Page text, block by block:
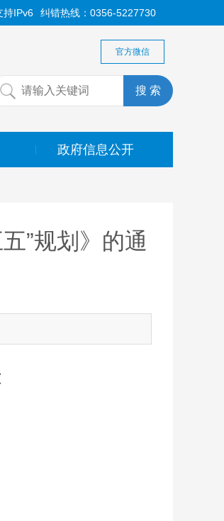
纠错热线：0356-5227730
持IPv6
官方微信
政府信息公开
”规划》的通